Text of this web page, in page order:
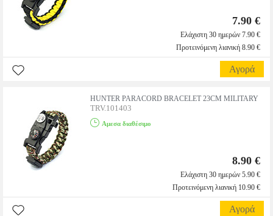
7.90 €
Ελάχιστη 30 ημερών 7.90 €
Προτεινόμενη λιανική 8.90 €
Αγορά
HUNTER PARACORD BRACELET 23CM MILITARY
TRV.101403
Αμεσα διαθέσιμο
8.90 €
Ελάχιστη 30 ημερών 5.90 €
Προτεινόμενη λιανική 10.90 €
Αγορά